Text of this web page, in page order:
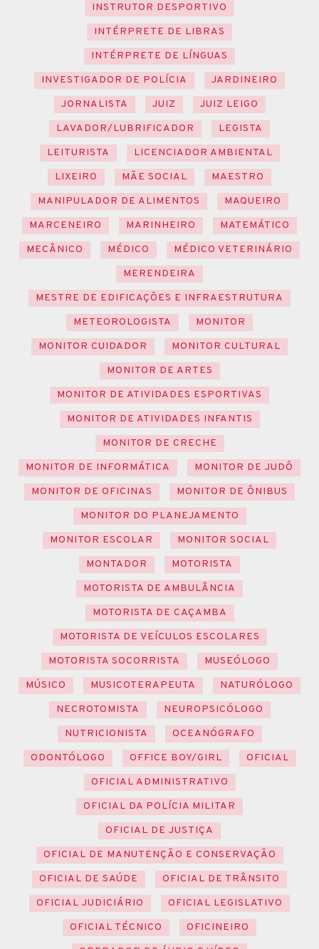
INSTRUTOR DESPORTIVO
INTÉRPRETE DE LIBRAS
INTÉRPRETE DE LÍNGUAS
INVESTIGADOR DE POLÍCIA
JARDINEIRO
JORNALISTA
JUIZ
JUIZ LEIGO
LAVADOR/LUBRIFICADOR
LEGISTA
LEITURISTA
LICENCIADOR AMBIENTAL
LIXEIRO
MÃE SOCIAL
MAESTRO
MANIPULADOR DE ALIMENTOS
MAQUEIRO
MARCENEIRO
MARINHEIRO
MATEMÁTICO
MECÂNICO
MÉDICO
MÉDICO VETERINÁRIO
MERENDEIRA
MESTRE DE EDIFICAÇÕES E INFRAESTRUTURA
METEOROLOGISTA
MONITOR
MONITOR CUIDADOR
MONITOR CULTURAL
MONITOR DE ARTES
MONITOR DE ATIVIDADES ESPORTIVAS
MONITOR DE ATIVIDADES INFANTIS
MONITOR DE CRECHE
MONITOR DE INFORMÁTICA
MONITOR DE JUDÔ
MONITOR DE OFICINAS
MONITOR DE ÔNIBUS
MONITOR DO PLANEJAMENTO
MONITOR ESCOLAR
MONITOR SOCIAL
MONTADOR
MOTORISTA
MOTORISTA DE AMBULÂNCIA
MOTORISTA DE CAÇAMBA
MOTORISTA DE VEÍCULOS ESCOLARES
MOTORISTA SOCORRISTA
MUSEÓLOGO
MÚSICO
MUSICOTERAPEUTA
NATURÓLOGO
NECROTOMISTA
NEUROPSICÓLOGO
NUTRICIONISTA
OCEANÓGRAFO
ODONTÓLOGO
OFFICE BOY/GIRL
OFICIAL
OFICIAL ADMINISTRATIVO
OFICIAL DA POLÍCIA MILITAR
OFICIAL DE JUSTIÇA
OFICIAL DE MANUTENÇÃO E CONSERVAÇÃO
OFICIAL DE SAÚDE
OFICIAL DE TRÂNSITO
OFICIAL JUDICIÁRIO
OFICIAL LEGISLATIVO
OFICIAL TÉCNICO
OFICINEIRO